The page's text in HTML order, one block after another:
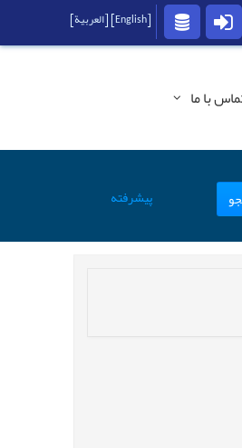
با ما
پیشرفته
[English] [العربية]